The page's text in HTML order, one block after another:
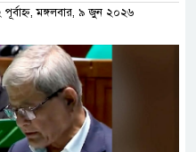
মঙ্গলবার, ৯ জুন ২০২৬